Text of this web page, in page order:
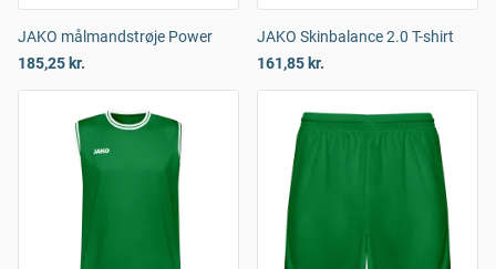
JAKO målmandstrøje Power
185,25 kr.
JAKO Skinbalance 2.0 T-shirt
161,85 kr.